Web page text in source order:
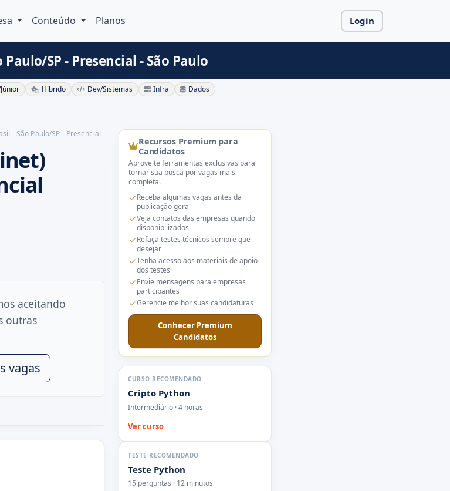
Conteúdo Planos Login
SP - Presencial - São Paulo
Híbrido Dev/Sistemas Infra Dados
- São Paulo/SP - Presencial
aceitando
outras
vagas
Recursos Premium para
Candidatos
Aproveite ferramentas exclusivas para
tornar sua busca por vagas mais
completa.
Receba algumas vagas antes da
publicação geral
Veja contatos das empresas quando
disponibilizados
Refaça testes técnicos sempre que
desejar
Tenha acesso aos materiais de apoio
dos testes
Envie mensagens para empresas
participantes
Gerencie melhor suas candidaturas
Conhecer Premium
Candidatos
CURSO RECOMENDADO
Cripto Python
Intermediário · 4 horas
Ver curso
TESTE RECOMENDADO
Teste Python
15 perguntas · 12 minutos